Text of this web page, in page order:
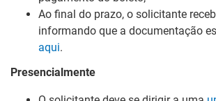
Ao final do prazo, o solicitante
informando que a documentação
aqui.
Presencialmente